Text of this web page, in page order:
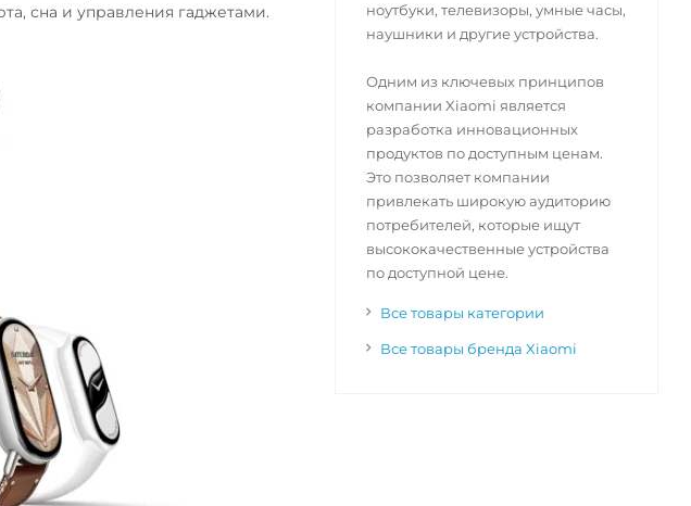
сна и управления гаджетами.
ноутбуки, телевизоры, умные часы,
наушники и другие устройства.
Одним из ключевых принципов
компании Xiaomi является
разработка инновационных
продуктов по доступным ценам.
Это позволяет компании
привлекать широкую аудиторию
потребителей, которые ищут
высококачественные устройства
по доступной цене.
Все товары категории
Все товары бренда Xiaomi